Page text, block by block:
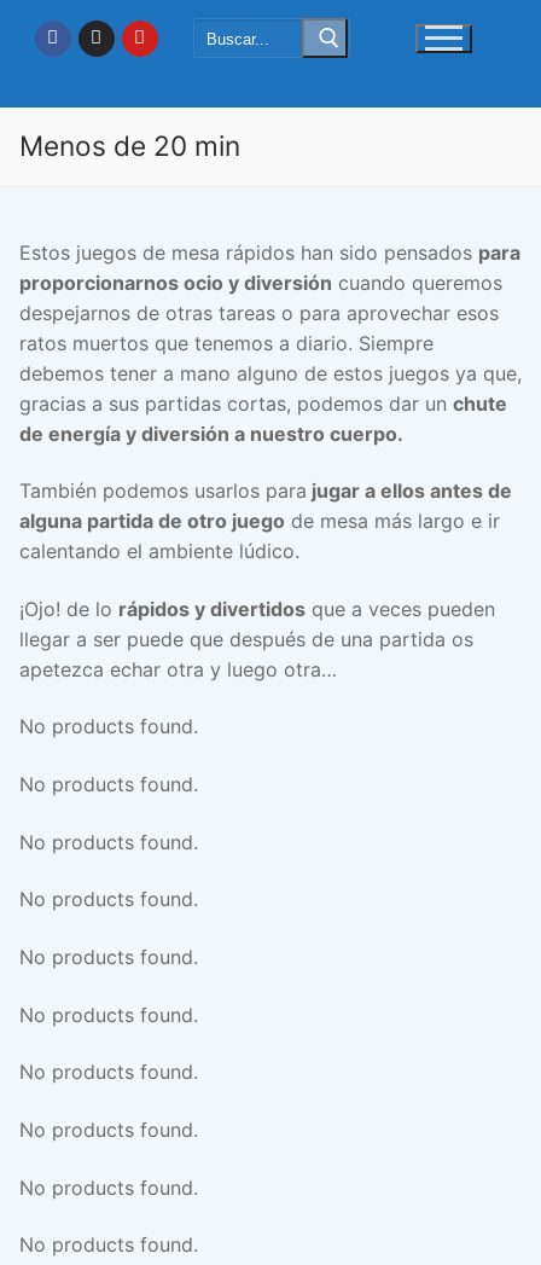
Buscar:
Menos de 20 min
Estos juegos de mesa rápidos han sido pensados para
proporcionarnos ocio y diversión cuando queremos
despejarnos de otras tareas o para aprovechar esos
ratos muertos que tenemos a diario. Siempre
debemos tener a mano alguno de estos juegos ya que,
gracias a sus partidas cortas, podemos dar un chute
de energía y diversión a nuestro cuerpo.
También podemos usarlos para jugar a ellos antes de
alguna partida de otro juego de mesa más largo e ir
calentando el ambiente lúdico.
¡Ojo! de lo rápidos y divertidos que a veces pueden
llegar a ser puede que después de una partida os
apetezca echar otra y luego otra…
No products found.
No products found.
No products found.
No products found.
No products found.
No products found.
No products found.
No products found.
No products found.
No products found.